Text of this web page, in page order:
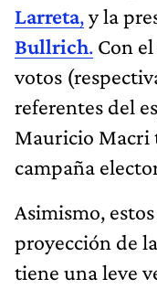
Larreta,y la
Bullrich. Con
votos
referentes del
Mauricio Macri
campaña
Asimismo,
proyección de
tiene una leve